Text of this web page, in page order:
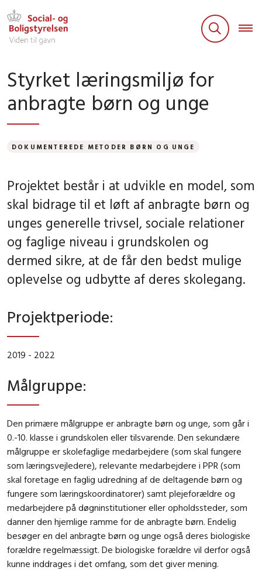
Styrket læringsmiljø for
anbragte børn og unge
DOKUMENTEREDE METODER BØRN OG UNGE
Projektet består i at udvikle en model, som
skal bidrage til et løft af anbragte børn og
unges generelle trivsel, sociale relationer
og faglige niveau i grundskolen og
dermed sikre, at de får den bedst mulige
oplevelse og udbytte af deres skolegang.
Projektperiode:
2019 - 2022
Målgruppe:
Den primære målgruppe er anbragte børn og unge, som går i
0.-10. klasse i grundskolen eller tilsvarende. Den sekundære
målgruppe er skolefaglige medarbejdere (som skal fungere
som læringsvejledere), relevante medarbejdere i PPR (som
skal foretage en faglig udredning af de deltagende børn og
fungere som læringskoordinatorer) samt plejeforældre og
medarbejdere på døgninstitutioner eller opholdssteder, som
danner den hjemlige ramme for de anbragte børn. Endelig
besøger en del anbragte børn og unge også deres biologiske
forældre regelmæssigt. De biologiske forældre vil derfor også
kunne inddrages i det omfang, som det giver mening.